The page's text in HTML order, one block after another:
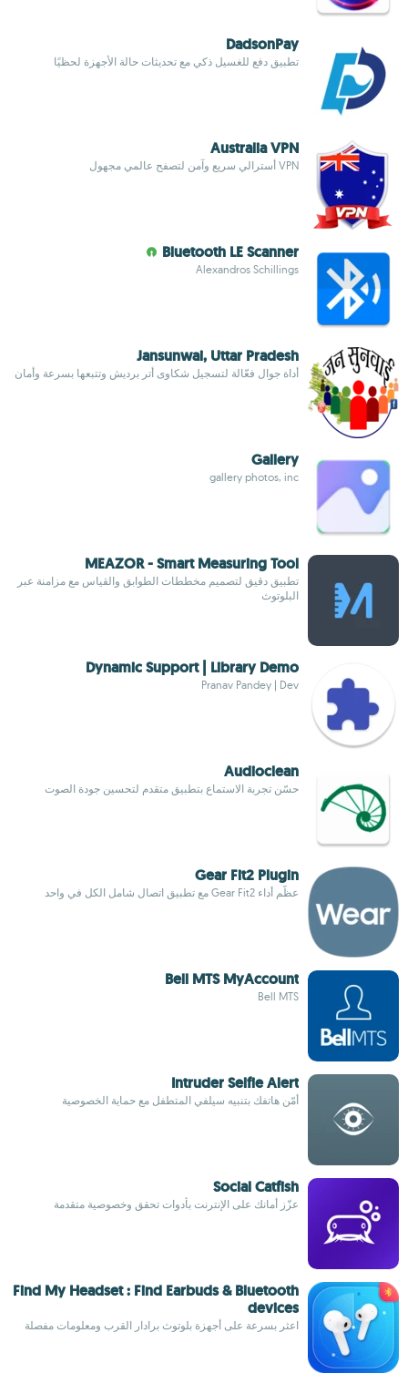
DadsonPay
تطبيق دفع للغسيل ذكي مع تحديثات حالة الأجهزة لحظيًا
Australia VPN
VPN أسترالي سريع وآمن لتصفح عالمي مجهول
Bluetooth LE Scanner
Alexandros Schillings
Jansunwai, Uttar Pradesh
أداة جوال فعّالة لتسجيل شكاوى أتر برديش وتتبعها بسرعة وأمان
Gallery
gallery photos, inc
MEAZOR - Smart Measuring Tool
تطبيق دقيق لتصميم مخططات الطوابق والقياس مع مزامنة عبر
البلوتوث
Dynamic Support | Library Demo
Pranav Pandey | Dev
Audioclean
حسّن تجربة الاستماع بتطبيق متقدم لتحسين جودة الصوت
Gear Fit2 Plugin
عظّم أداء Gear Fit2 مع تطبيق اتصال شامل الكل في واحد
Bell MTS MyAccount
Bell MTS
Intruder Selfie Alert
أمّن هاتفك بتنبيه سيلفي المتطفل مع حماية الخصوصية
Social Catfish
عزّز أمانك على الإنترنت بأدوات تحقق وخصوصية متقدمة
Find My Headset : Find Earbuds & Bluetooth
devices
اعثر بسرعة على أجهزة بلوتوث برادار القرب ومعلومات مفصلة